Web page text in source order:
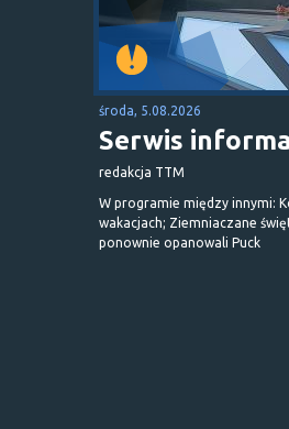
środa, 5.08.2026
Serwis
redakcja TTM
W programie między innymi:
wakacjach; Ziemniaczane
ponownie opanowali Puck